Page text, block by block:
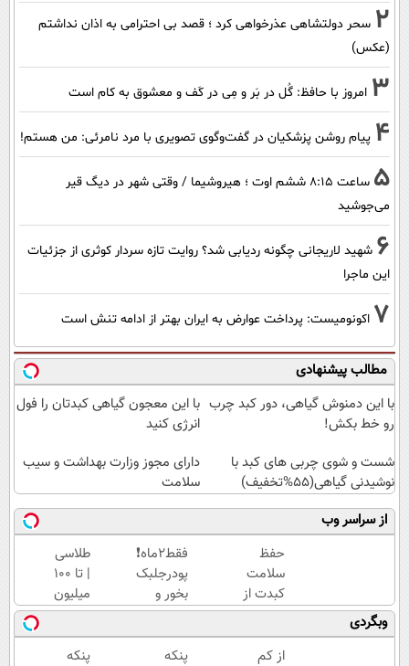
2 سحر دولتشاهی عذرخواهی کرد ؛ قصد بی احترامی به اذان نداشتم
(عکس)
3 امروز با حافظ: گُل در بَر و مِی در کَف و معشوق به کام است
4 پیام روشن پزشکیان در گفت‌و‌گوی تصویری با مرد نامرئی: من هستم!
5
ساعت ۸:۱۵ ششم اوت ؛ هیروشیما / وقتی شهر در دیگ قیر
می‌جوشید
6 شهید لاریجانی چگونه ردیابی شد؟ روایت تازه سردار کوثری از جزئیات
این ماجرا
7 اکونومیست: پرداخت عوارض به ایران بهتر از ادامه تنش است
مطالب پیشنهادی
با این دمنوش گیاهی، دور کبد چرب
رو خط بکش!
با این معجون گیاهی کبدتان را فول
انرژی کنید
شست و شوی چربی های کبد با
نوشیدنی گیاهی(55%تخفیف)
دارای مجوز وزارت بهداشت و سیب
سلامت
از سراسر وب
حفظ
سلامت
کبدت از
نون
شب
واجبتره!
فقط2ماه❗
پودرجلبک
بخور و
تا8کیلو
کم کن👌🏻
با تخفیف
طلاسی
| تا 100
میلیون
وام
آنی
خرید
وبگردی
از کم
پنکه
پنکه